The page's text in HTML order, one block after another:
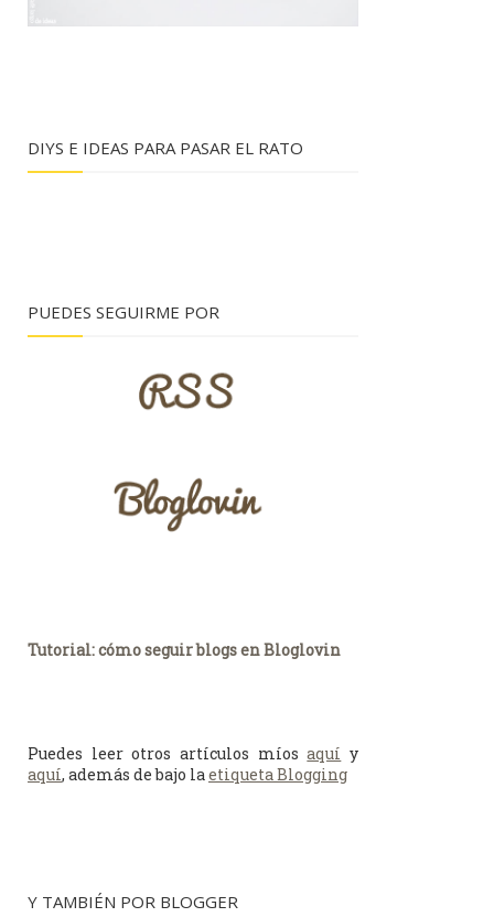
DIYS E IDEAS PARA PASAR EL RATO
PUEDES SEGUIRME POR
Tutorial: cómo seguir blogs en Bloglovin
Puedes leer otros artículos míosaquí y
aquí, además de bajo laetiqueta Blogging
Y TAMBIÉN POR BLOGGER